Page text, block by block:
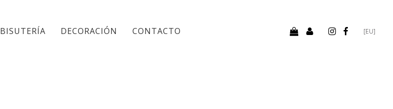
BISUTERÍA DECORACIÓN CONTACTO [EU]